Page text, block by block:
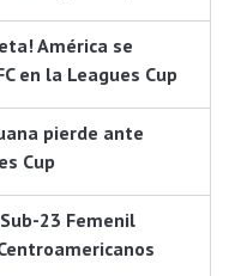
América se
en la Leagues Cup
pierde ante
Cup
23 Femenil